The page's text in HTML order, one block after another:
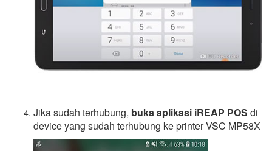
Jika sudah terhubung, buka aplikasi iREAP POS di
device yang sudah terhubung ke printer VSC MP58X